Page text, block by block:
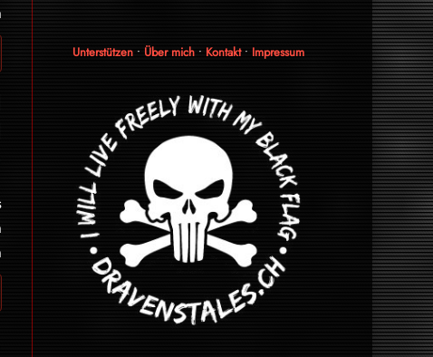
Unterstützen• Über mich• Kontakt• Impressum